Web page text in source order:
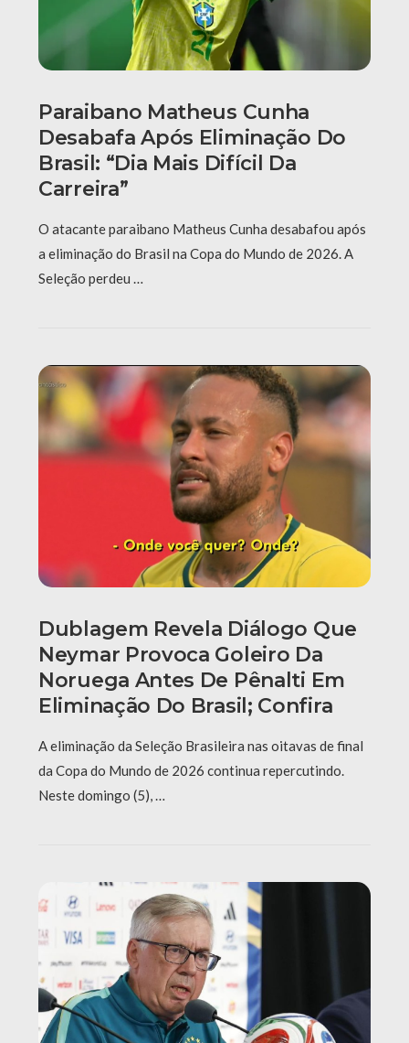
Paraibano Matheus Cunha
Desabafa Após Eliminação Do
Brasil: “Dia Mais Difícil Da
Carreira”
O atacante paraibano Matheus Cunha desabafou após
a eliminação do Brasil na Copa do Mundo de 2026. A
Seleção perdeu …
Dublagem Revela Diálogo Que
Neymar Provoca Goleiro Da
Noruega Antes De Pênalti Em
Eliminação Do Brasil; Confira
A eliminação da Seleção Brasileira nas oitavas de final
da Copa do Mundo de 2026 continua repercutindo.
Neste domingo (5), …